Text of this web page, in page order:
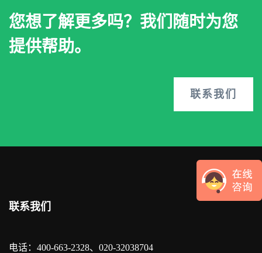
您想了解更多吗？我们随时为您
提供帮助。
联系我们
联系我们
电话：400-663-2328、020-32038704